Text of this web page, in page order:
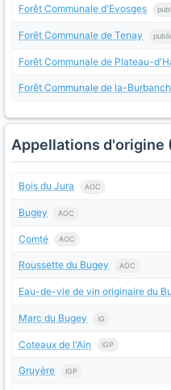
Forêt Communale d'Evosges
Forêt Communale de Tenay
Forêt Communale de Plateau-
Forêt Communale de la-
Appellations d'origine
Bois du Jura AOC
Bugey AOC
Comté AOC
Roussette du Bugey AOC
Eau-de-vie de vin originaire du
Marc du Bugey IG
Coteaux de l'Ain IGP
Gruyère IGP